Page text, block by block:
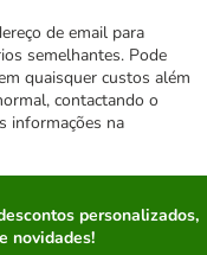
de email para
semelhantes. Pode
quaisquer custos além
contactando o
informações na
personalizados,
novidades!